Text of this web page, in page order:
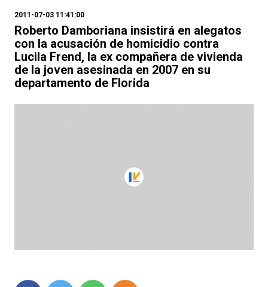
2011-07-03 11:41:00
Roberto Damboriana insistirá en alegatos
con la acusación de homicidio contra
Lucila Frend, la ex compañera de vivienda
de la joven asesinada en 2007 en su
departamento de Florida